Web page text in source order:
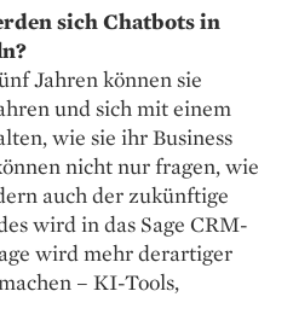
sich Chatbots in
Jahren können sie
und sich mit einem
wie sie ihr Business
nicht nur fragen, wie
auch der zukünftige
wird in das Sage CRM-
wird mehr derartiger
– KI-Tools,